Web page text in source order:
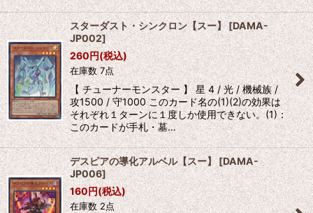
スターダスト・シンクロン【スー】[DAMA-
JP002]
260円(税込)
在庫数 7点
【 チューナーモンスター 】 星 4 / 光 / 機械族 /
攻1500 / 守1000 このカード名の(1)(2)の効果は
それぞれ１ターンに１度しか使用できない。(1)：
このカードが手札・墓…
デスピアの導化アルベル【スー】[DAMA-
JP006]
160円(税込)
在庫数 2点